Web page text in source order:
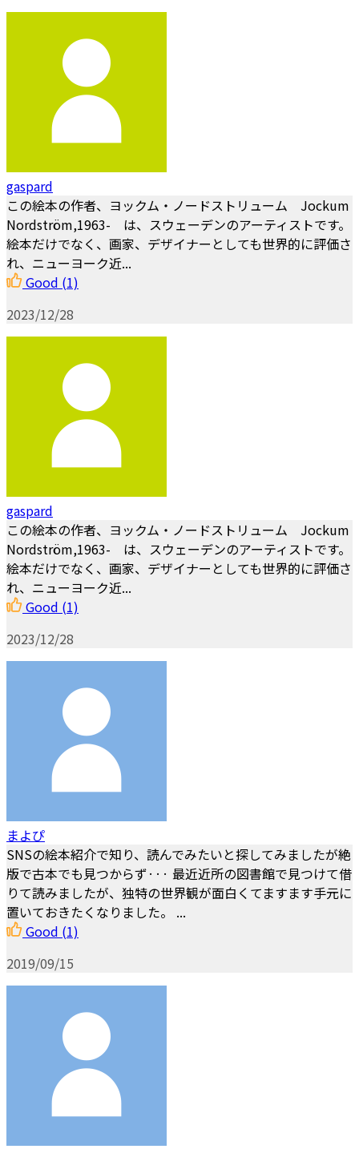
gaspard
この絵本の作者、ヨックム・ノードストリューム Jockum
Nordström,1963- は、スウェーデンのアーティストです。
絵本だけでなく、画家、デザイナーとしても世界的に評価さ
れ、ニューヨーク近...
Good (1)
2023/12/28
gaspard
この絵本の作者、ヨックム・ノードストリューム Jockum
Nordström,1963- は、スウェーデンのアーティストです。
絵本だけでなく、画家、デザイナーとしても世界的に評価さ
れ、ニューヨーク近...
Good (1)
2023/12/28
まよぴ
SNSの絵本紹介で知り、読んでみたいと探してみましたが絶
版で古本でも見つからず··· 最近近所の図書館で見つけて借
りて読みましたが、独特の世界観が面白くてますます手元に
置いておきたくなりました。 ...
Good (1)
2019/09/15